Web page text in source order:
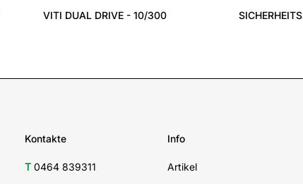
VITI DUAL DRIVE - 10/300 SICHERHEITS
Kontakte
T0464 839311
Info
Artikel